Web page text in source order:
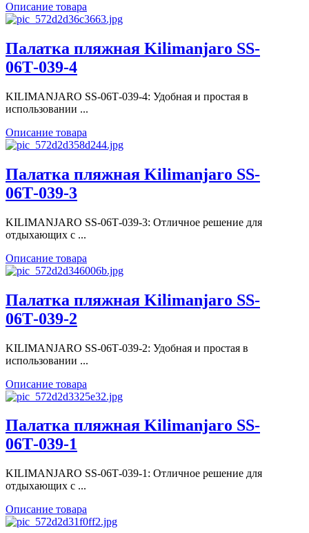
Описание товара
Палатка пляжная Kilimanjaro SS-
06Т-039-4
KILIMANJARO SS-06Т-039-4: Удобная и простая в
использовании ...
Описание товара
Палатка пляжная Kilimanjaro SS-
06Т-039-3
KILIMANJARO SS-06Т-039-3: Отличное решение для
отдыхающих с ...
Описание товара
Палатка пляжная Kilimanjaro SS-
06Т-039-2
KILIMANJARO SS-06Т-039-2: Удобная и простая в
использовании ...
Описание товара
Палатка пляжная Kilimanjaro SS-
06Т-039-1
KILIMANJARO SS-06Т-039-1: Отличное решение для
отдыхающих с ...
Описание товара